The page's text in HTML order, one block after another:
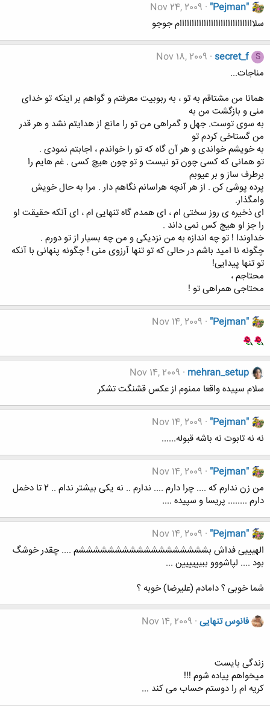
"Pejman"
Nov 24, 2009
سلااااااااااااااااااااااااااااااام جوجو
S
secret_f
Nov 18, 2009
مناجات...
همانا من مشتاقم به تو ، به ربوبیت معرفتم و گواهم بر اینکه تو خدای
منی و بازگشت من به
به سوی توست. جهل و گمراهی من تو را مانع از هدایتم نشد و هر قدر
من گستاخی کردم تو
به خویشم خواندی و هر آن گاه که تو را خواندم ، اجابتم نمودی .
تو همانی که کسی چون تو نیست و تو چون هیچ کسی . غم هایم را
برطرف ساز و بر عیوبم
پرده پوشی کن . از هر آنچه هراسانم نگاهم دار . مرا به حال خویش
وامگذار.
ای ذخیره ی روز سختی ام ، ای همدم گاه تنهایی ام ، ای آنکه حقیقت او
را جز او هیچ کس نمی داند .
خداوندا ! تو چه اندازه به من نزدیکی و من چه بسیار از تو دورم .
چگونه نا امید باشم در حالی که تو تنها آرزوی منی ! چگونه پنهانی با آنکه
تو تنها پیدایی!
محتاجم ،
محتاجی همراهی تو !
"Pejman"
Nov 14, 2009
mehran_setup
Nov 14, 2009
سلام سپیده واقعا ممنوم از عکس قشنگت تشکر
"Pejman"
Nov 14, 2009
نه نه تابوت نه باشه قبوله......
"Pejman"
Nov 14, 2009
من زن ندارم که .... چرا دارم .... ندارم .. نه یکی بیشتر ندام .. 2 تا دخمل
دارم ........ پریسا و سپیده ....
"Pejman"
Nov 14, 2009
الهیییی فداش بششششششششششششششششششم .... چقدر خوشگ
بود .... لپاشووو ببیییییین ...
شما خوبی ؟ دامادم (علیرضا) خوبه ؟
فانوس تنهایی Nov 14, 2009
زندگی بایست
میخواهم پیاده شوم !!!
کریه ام را دوستم حساب می کند ...